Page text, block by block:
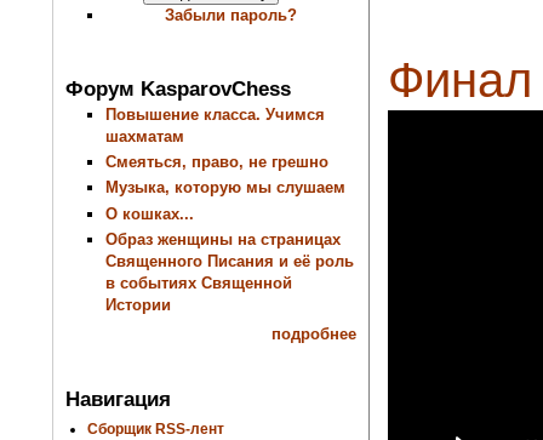
Забыли пароль?
Форум KasparovChess
Повышение класса. Учимся
шахматам
Смеяться, право, не грешно
Музыка, которую мы слушаем
О кошках...
Образ женщины на страницах
Священного Писания и её роль
в событиях Священной
Истории
подробнее
Навигация
Сборщик RSS-лент
Финал